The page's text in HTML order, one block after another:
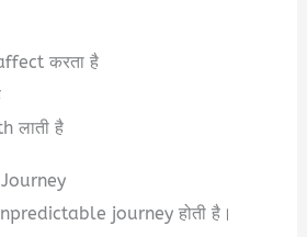
करता है
लाती है
journey होती है।